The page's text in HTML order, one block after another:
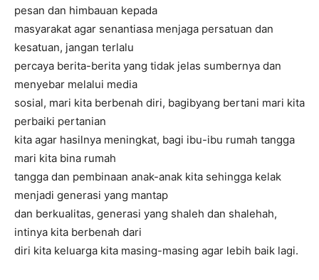
pesan dan himbauan kepada
masyarakat agar senantiasa menjaga persatuan dan
kesatuan, jangan terlalu
percaya berita-berita yang tidak jelas sumbernya dan
menyebar melalui media
sosial, mari kita berbenah diri, bagibyang bertani mari kita
perbaiki pertanian
kita agar hasilnya meningkat, bagi ibu-ibu rumah tangga
mari kita bina rumah
tangga dan pembinaan anak-anak kita sehingga kelak
menjadi generasi yang mantap
dan berkualitas, generasi yang shaleh dan shalehah,
intinya kita berbenah dari
diri kita keluarga kita masing-masing agar lebih baik lagi.